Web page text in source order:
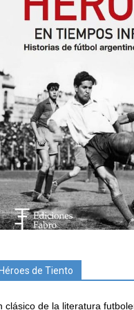
de Tiento
clásico de la literatura